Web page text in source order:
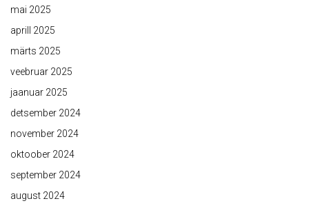
mai 2025
aprill 2025
märts 2025
veebruar 2025
jaanuar 2025
detsember 2024
november 2024
oktoober 2024
september 2024
august 2024